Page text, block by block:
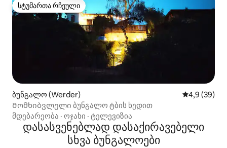
სტუმართა რჩეული
სტუმართა რჩეული
ბუნგალო (Werder) საშუალო
4,9 (39)
Მომხიბვლელი ბუნგალო ტბის ხედით
მდებარეობა · ოჯახი · ტელევიზია
დასასვენებლად დასაქირავებელი
სხვა ბუნგალოები